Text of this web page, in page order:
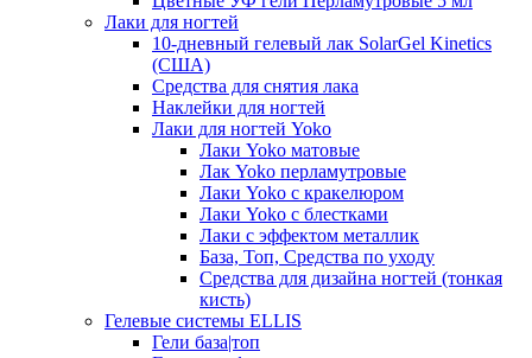
Лаки для ногтей
10-дневный гелевый лак SolarGel Kinetics
(США)
Средства для снятия лака
Наклейки для ногтей
Лаки для ногтей Yoko
Лаки Yoko матовые
Лак Yoko перламутровые
Лаки Yoko с кракелюром
Лаки Yoko с блестками
Лаки с эффектом металлик
База, Топ, Средства по уходу
Средства для дизайна ногтей (тонкая
кисть)
Гелевые системы ELLIS
Гели база|топ